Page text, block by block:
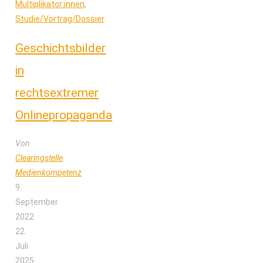
Multiplikator:innen,
Studie/Vortrag/Dossier
Geschichtsbilder
in
rechtsextremer
Onlinepropaganda
Von
Clearingstelle
Medienkompetenz
9.
September
2022
22.
Juli
2025